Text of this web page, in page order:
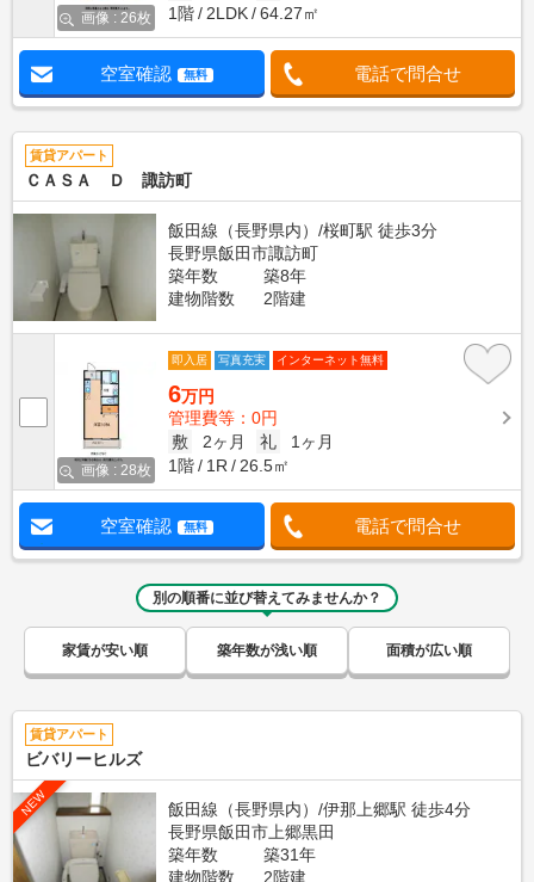
画像 : 26枚
1階
2LDK 64.27㎡
空室確認 無料 電話で問合せ
賃貸アパート
ＣＡＳＡ Ｄ 諏訪町
飯田線（長野県内）/桜町駅 徒歩3分
長野県飯田市諏訪町
築年数
築8年
建物階数
2階建
画像 : 28枚
即入居 写真充実 インターネット無料
6万円
管理費等：0円
敷
2ヶ月 礼
1ヶ月
1階
1R 26.5㎡
空室確認 無料 電話で問合せ
別の順番に並び替えてみませんか？
家賃が安い順 築年数が浅い順 面積が広い順
賃貸アパート
ビバリーヒルズ
NEW
飯田線（長野県内）/伊那上郷駅 徒歩4分
長野県飯田市上郷黒田
築年数
築31年
建物階数
2階建